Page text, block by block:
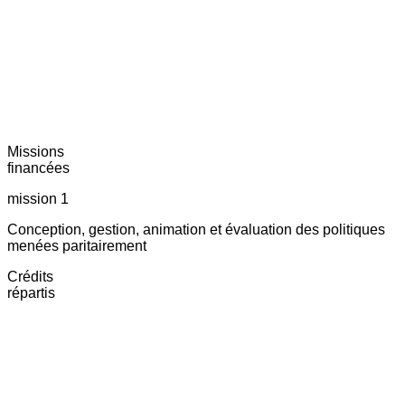
Missions
financées
mission 1
Conception, gestion, animation et évaluation des politiques
menées paritairement
Crédits
répartis